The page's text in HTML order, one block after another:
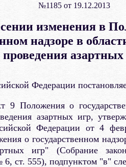
№1185 от 19.12.2013
изменения в
надзоре в
проведения азартных
Федерации
9 Положения о
азартных игр,
Федерации от 4
о государственном
игр" (Собрание
ст. 555), подпунктом "в"